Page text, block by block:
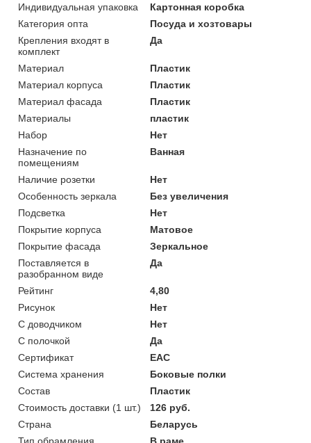
Индивидуальная упаковка
Картонная коробка
Категория опта
Посуда и хозтовары
Крепления входят в
комплект
Да
Материал
Пластик
Материал корпуса
Пластик
Материал фасада
Пластик
Материалы
пластик
Набор
Нет
Назначение по
помещениям
Ванная
Наличие розетки
Нет
Особенность зеркала
Без увеличения
Подсветка
Нет
Покрытие корпуса
Матовое
Покрытие фасада
Зеркальное
Поставляется в
разобранном виде
Да
Рейтинг
4,80
Рисунок
Нет
С доводчиком
Нет
С полочкой
Да
Сертификат
ЕАС
Система хранения
Боковые полки
Состав
Пластик
Стоимость доставки (1 шт.)
126 руб.
Страна
Беларусь
Тип обрамления
В раме